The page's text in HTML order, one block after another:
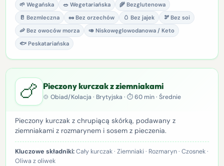
🌱 Wegańska 🥗 Wegetariańska
🌾 Bezglutenowa
🥛 Bezmleczna
🥜 Bez orzechów 🥚 Bez jajek
🫘 Bez soi
🦐 Bez owoców morza
🥑 Niskowęglowodanowa / Keto
🐟 Peskatariańska
🍗 Pieczony kurczak z ziemniakami
🍲 Obiad/Kolacja · Brytyjska · ⏱ 60 min · Średnie
Pieczony kurczak z chrupiącą skórką, podawany z
ziemniakami z rozmarynem i sosem z pieczenia.
Kluczowe składniki:Cały kurczak · Ziemniaki · Rozmaryn · Czosnek ·
Oliwa z oliwek